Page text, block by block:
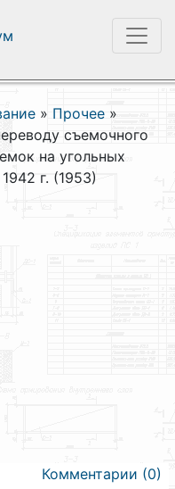
» Прочее »
съемочного
на угольных
г. (1953)
Комментарии (0)